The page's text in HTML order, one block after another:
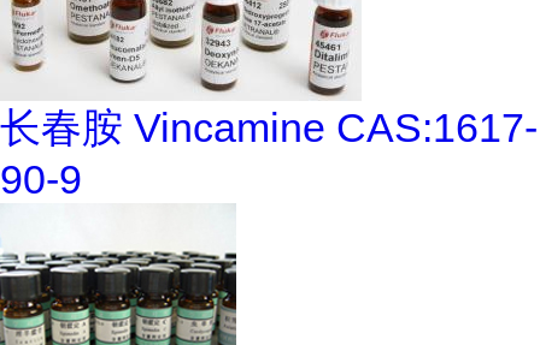
长春胺 Vincamine CAS:1617-
90-9